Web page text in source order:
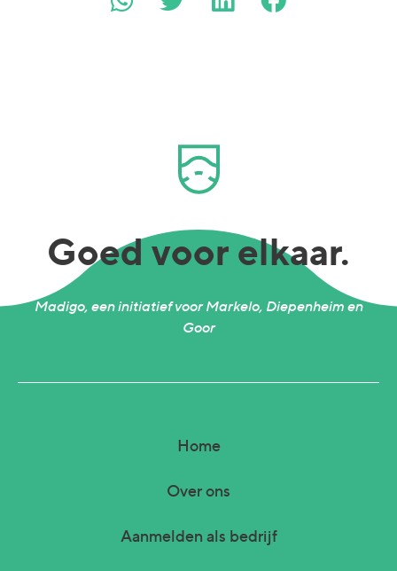
Goed voor elkaar.
Madigo, een initiatief voor Markelo, Diepenheim en
Goor
Home
Over ons
Aanmelden als bedrijf